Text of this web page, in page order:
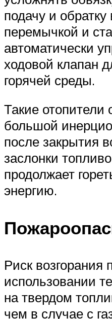
подачу и
перемычкой и
автоматически
ходовой клапан
горячей среды.
Такие отопители
большой
после закрытия
заслонки
продолжает
энергию.
Риск возгорания
использовании
на твердом
чем в случае с